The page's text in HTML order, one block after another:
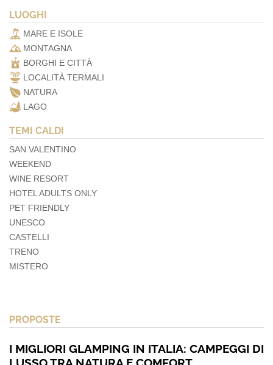
LUOGHI
MARE E ISOLE
MONTAGNA
BORGHI E CITTÀ
LOCALITÀ TERMALI
NATURA
LAGO
TEMI CALDI
SAN VALENTINO
WEEKEND
WINE RESORT
HOTEL ADULTS ONLY
PET FRIENDLY
UNESCO
CASTELLI
TRENO
MISTERO
PROPOSTE
I MIGLIORI GLAMPING IN ITALIA: CAMPEGGI DI